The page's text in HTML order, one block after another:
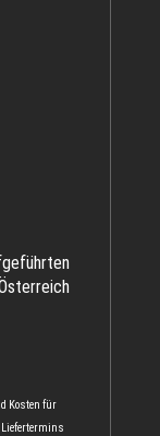
Kosten für